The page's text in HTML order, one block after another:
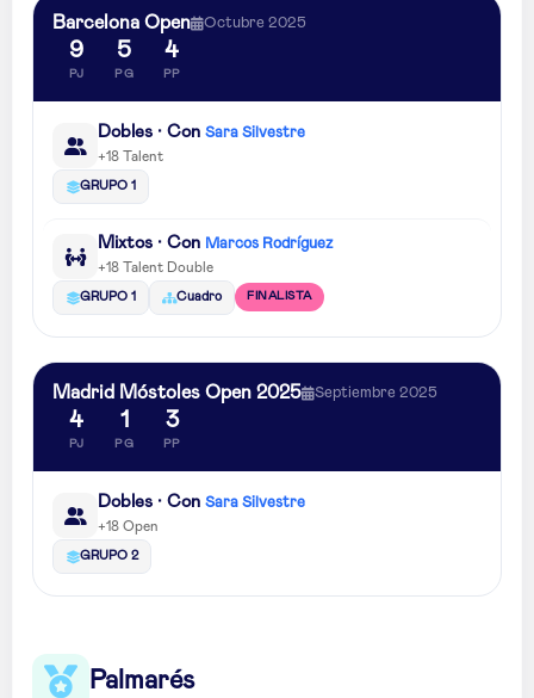
Barcelona Open Octubre 2025
9
PJ
5
PG
4
PP
Dobles · Con Sara Silvestre
+18 Talent
GRUPO 1
Mixtos · Con Marcos Rodríguez
+18 Talent Double
GRUPO 1 Cuadro FINALISTA
Madrid Móstoles Open 2025 Septiembre 2025
4
PJ
1
PG
3
PP
Dobles · Con Sara Silvestre
+18 Open
GRUPO 2
Palmarés